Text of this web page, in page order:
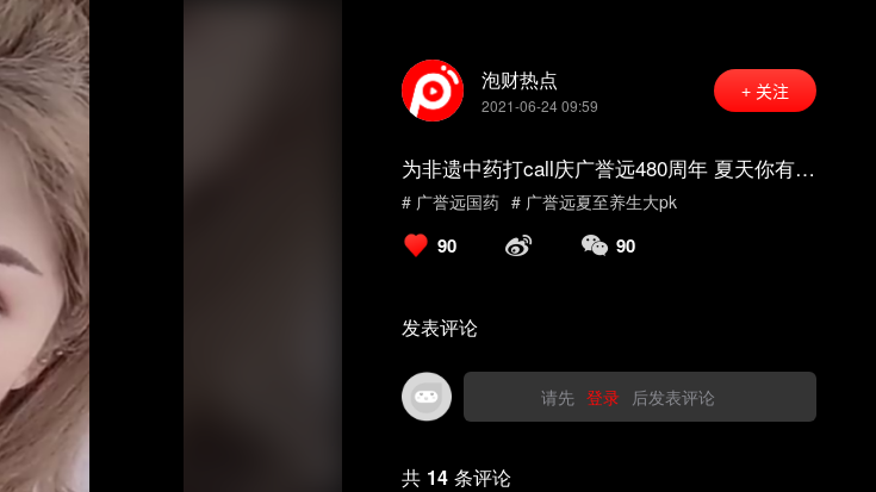
泡财热点
2021-06-24 09:59
+ 关注
为非遗中药打call庆广誉远480周年 夏天你有什
么养生小妙招一起分享
# 广誉远国药 # 广誉远夏至养生大pk
90 90
发表评论
请先 登录 后发表评论
共 14 条评论